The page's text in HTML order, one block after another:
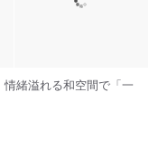
緒溢れる和空間で「一